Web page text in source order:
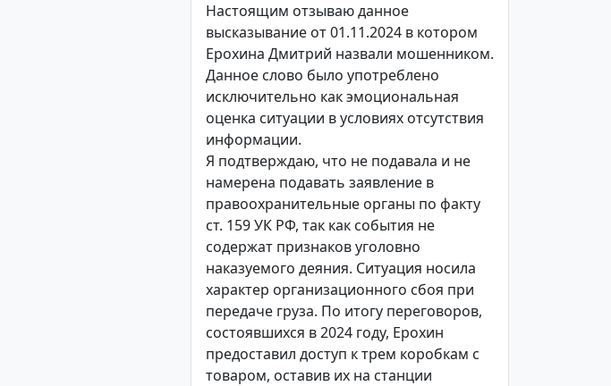
Настоящим отзываю данное
высказывание от 01.11.2024 в котором
Ерохина Дмитрий назвали мошенником.
Данное слово было употреблено
исключительно как эмоциональная
оценка ситуации в условиях отсутствия
информации.
Я подтверждаю, что не подавала и не
намерена подавать заявление в
правоохранительные органы по факту
ст. 159 УК РФ, так как события не
содержат признаков уголовно
наказуемого деяния. Ситуация носила
характер организационного сбоя при
передаче груза. По итогу переговоров,
состоявшихся в 2024 году, Ерохин
предоставил доступ к трем коробкам с
товаром, оставив их на станции